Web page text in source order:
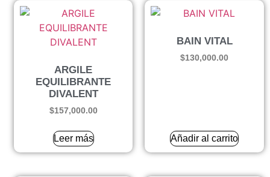
ARGILE
EQUILIBRANTE
DIVALENT
$157,000.00
Leer más
BAIN VITAL
$130,000.00
Añadir al carrito